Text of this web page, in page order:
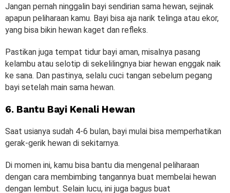
Jangan pernah ninggalin bayi sendirian sama hewan, sejinak
apapun peliharaan kamu. Bayi bisa aja narik telinga atau ekor,
yang bisa bikin hewan kaget dan refleks.
Pastikan juga tempat tidur bayi aman, misalnya pasang
kelambu atau selotip di sekelilingnya biar hewan enggak naik
ke sana. Dan pastinya, selalu cuci tangan sebelum pegang
bayi setelah main sama hewan.
6. Bantu Bayi Kenali Hewan
Saat usianya sudah 4-6 bulan, bayi mulai bisa memperhatikan
gerak-gerik hewan di sekitarnya.
Di momen ini, kamu bisa bantu dia mengenal peliharaan
dengan cara membimbing tangannya buat membelai hewan
dengan lembut. Selain lucu, ini juga bagus buat